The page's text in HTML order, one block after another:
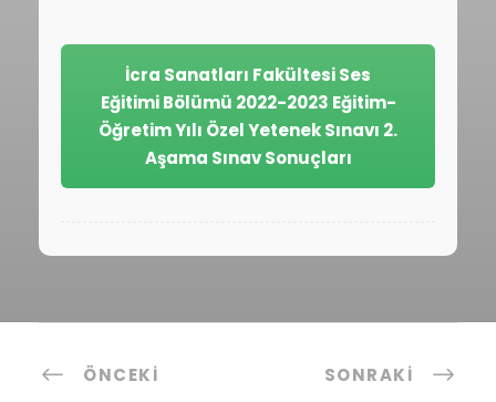
İcra Sanatları Fakültesi Ses
Eğitimi Bölümü 2022-2023 Eğitim-
Öğretim Yılı Özel Yetenek Sınavı 2.
Aşama Sınav Sonuçları
ÖNCEKI SONRAKI